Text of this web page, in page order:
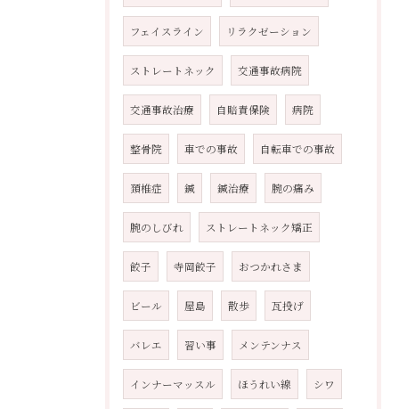
フェイスライン リラクゼーション
ストレートネック 交通事故病院
交通事故治療 自賠責保険 病院
整骨院 車での事故 自転車での事故
頚椎症 鍼 鍼治療 腕の痛み
腕のしびれ ストレートネック矯正
餃子 寺岡餃子 おつかれさま
ビール 屋島 散歩 瓦投げ
バレエ 習い事 メンテンナス
インナーマッスル ほうれい線 シワ